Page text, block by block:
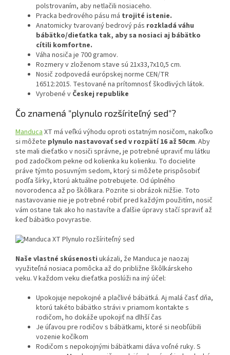
polstrovaním, aby netlačili nosiaceho.
Pracka bedrového pásu má trojité istenie.
Anatomicky tvarovaný bedrový pás rozkladá váhu
bábätko/dieťatka tak, aby sa nosiaci aj bábätko
cítili komfortne.
Váha nosiča je 700 gramov.
Rozmery v zloženom stave sú 21x33,7x10,5 cm.
Nosič zodpovedá európskej norme CEN/TR
16512:2015. Testované na prítomnosť škodlivých látok.
Vyrobené v Českej republike
Čo znamená "plynulo rozšíriteľný sed"?
ManducaXT má veľkú výhodu oproti ostatným nosičom, nakoľko
si môžete plynulo nastavovať sed v rozpätí 16 až 50cm. Aby
ste mali dieťatko v nosiči správne, je potrebné upraviť mu látku
pod zadočkom pekne od kolienka ku kolienku. To docielite
práve týmto posuvným sedom, ktorý si môžete prispôsobiť
podľa šírky, ktorú aktuálne potrebujete. Od úplného
novorodenca až po škôlkara. Pozrite si obrázok nižšie. Toto
nastavovanie nie je potrebné robiť pred každým použitím, nosič
vám ostane tak ako ho nastavíte a ďalšie úpravy stačí spraviť až
keď bábätko povyrastie.
Naše vlastné skúsenosti ukázali, že Manduca je naozaj
využiteľná nosiaca pomôcka až do približne škôlkárskeho
veku. V každom veku dieťatka poslúži na iný účel:
Upokojuje nepokojné a plačlivé bábätká. Aj malá časť dňa,
ktorú takéto bábätko strávi v priamom kontakte s
rodičom, ho dokáže upokojiť na dlhší čas
Je úľavou pre rodičov s bábätkami, ktoré si neobľúbili
vozenie kočíkom
Rodičom s nepokojnými bábätkami dáva voľné ruky. S